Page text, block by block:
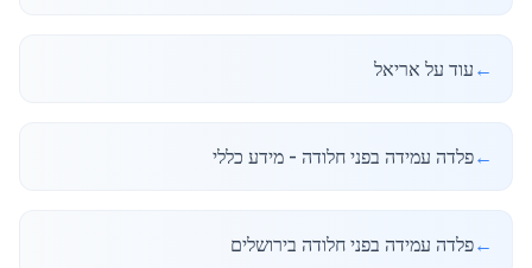
← עוד על אריאל
←פלדה עמידה בפני חלודה - מידע כללי
←פלדה עמידה בפני חלודה בירושלים